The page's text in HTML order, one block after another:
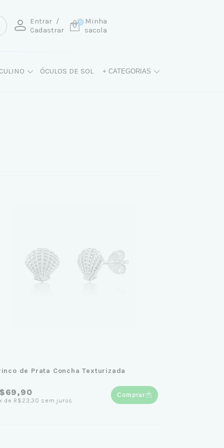
Entrar /
Cadastrar
Minha
sacola
0
ÓCULOS DE SOL + CATEGORIAS
de Prata Concha Texturizada
de R$23,30 sem juros
Comprar